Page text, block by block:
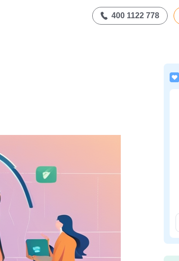
400 1122 778